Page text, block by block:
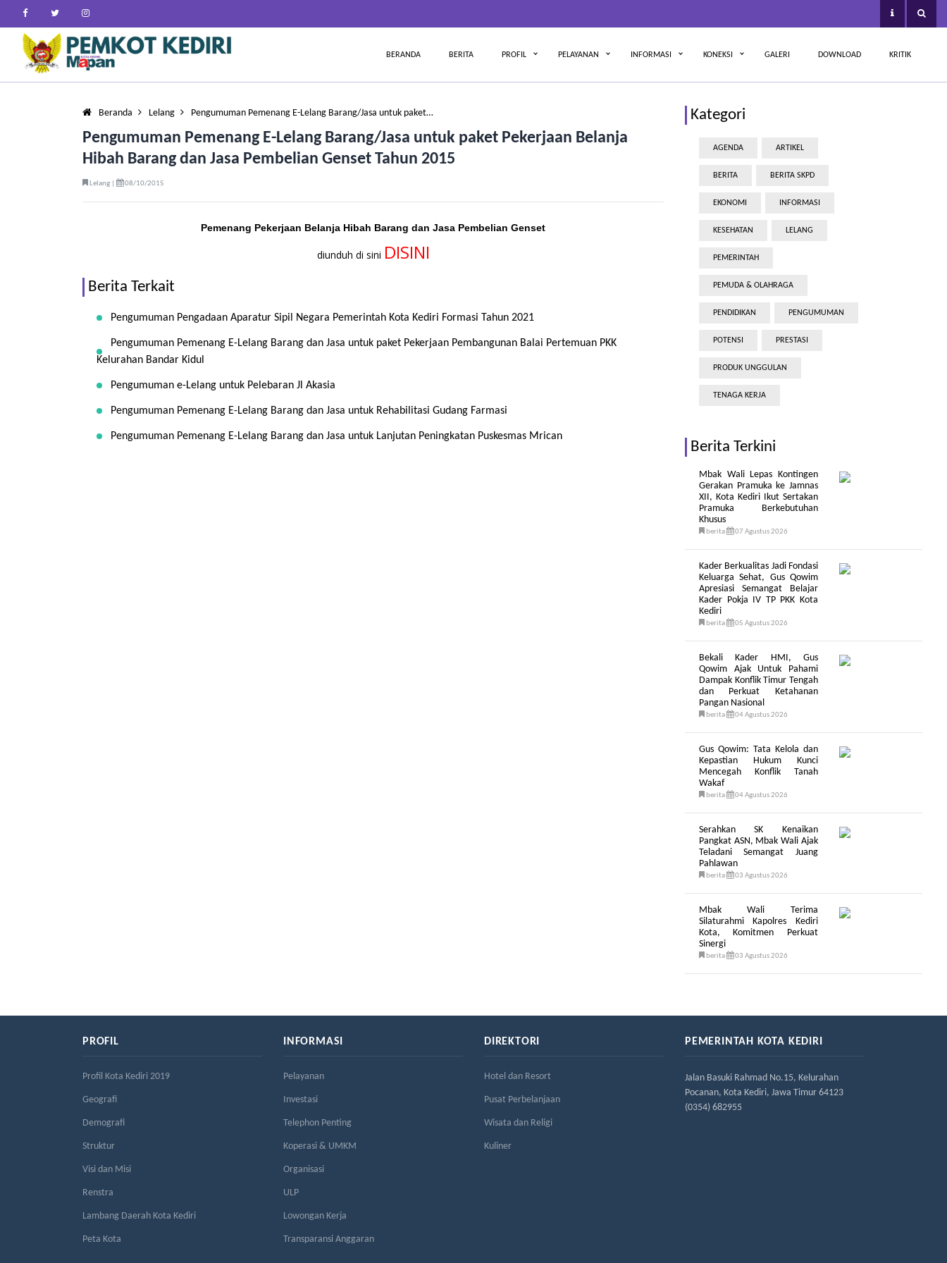
BERANDA BERITA PROFIL PELAYANAN INFORMASI KONEKSI GALERI DOWNLOAD KRITIK
Beranda Lelang Pengumuman Pemenang E-Lelang Barang/Jasa untuk paket…
Pengumuman Pemenang E-Lelang Barang/Jasa untuk paket Pekerjaan Belanja
Hibah Barang dan Jasa Pembelian Genset Tahun 2015
Lelang | 08/10/2015
Pemenang Pekerjaan Belanja Hibah Barang dan Jasa Pembelian Genset
diunduh di sini DISINI
Berita Terkait
Pengumuman Pengadaan Aparatur Sipil Negara Pemerintah Kota Kediri Formasi Tahun 2021
Pengumuman Pemenang E-Lelang Barang dan Jasa untuk paket Pekerjaan Pembangunan Balai Pertemuan PKK
Kelurahan Bandar Kidul
Pengumuman e-Lelang untuk Pelebaran Jl Akasia
Pengumuman Pemenang E-Lelang Barang dan Jasa untuk Rehabilitasi Gudang Farmasi
Pengumuman Pemenang E-Lelang Barang dan Jasa untuk Lanjutan Peningkatan Puskesmas Mrican
Kategori
AGENDA ARTIKEL
BERITA BERITA SKPD
EKONOMI INFORMASI
KESEHATAN LELANG
PEMERINTAH
PEMUDA & OLAHRAGA
PENDIDIKAN PENGUMUMAN
POTENSI PRESTASI
PRODUK UNGGULAN
TENAGA KERJA
Berita Terkini
Mbak Wali Lepas Kontingen
Gerakan Pramuka ke Jamnas
XII, Kota Kediri Ikut Sertakan
Pramuka Berkebutuhan
Khusus
berita 07 Agustus 2026
Kader Berkualitas Jadi Fondasi
Keluarga Sehat, Gus Qowim
Apresiasi Semangat Belajar
Kader Pokja IV TP PKK Kota
Kediri
berita 05 Agustus 2026
Bekali Kader HMI, Gus
Qowim Ajak Untuk Pahami
Dampak Konflik Timur Tengah
dan Perkuat Ketahanan
Pangan Nasional
berita 04 Agustus 2026
Gus Qowim: Tata Kelola dan
Kepastian Hukum Kunci
Mencegah Konflik Tanah
Wakaf
berita 04 Agustus 2026
Serahkan SK Kenaikan
Pangkat ASN, Mbak Wali Ajak
Teladani Semangat Juang
Pahlawan
berita 03 Agustus 2026
Mbak Wali Terima
Silaturahmi Kapolres Kediri
Kota, Komitmen Perkuat
Sinergi
berita 03 Agustus 2026
PROFIL
Profil Kota Kediri 2019
Geografi
Demografi
Struktur
Visi dan Misi
Renstra
Lambang Daerah Kota Kediri
Peta Kota
INFORMASI
Pelayanan
Investasi
Telephon Penting
Koperasi & UMKM
Organisasi
ULP
Lowongan Kerja
Transparansi Anggaran
DIREKTORI
Hotel dan Resort
Pusat Perbelanjaan
Wisata dan Religi
Kuliner
PEMERINTAH KOTA KEDIRI
Jalan Basuki Rahmad No.15, Kelurahan
Pocanan, Kota Kediri, Jawa Timur 64123
(0354) 682955